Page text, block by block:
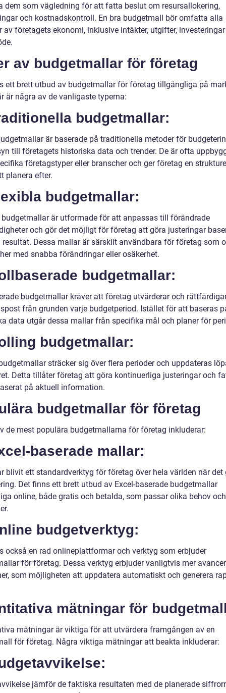
dem som vägledning för att fatta beslut om resursallokering,
och kostnadskontroll. En bra budgetmall bör omfatta alla
av företagets ekonomi, inklusive intäkter, utgifter,
av budgetmallar för företag
ett brett utbud av budgetmallar för företag tillgängliga på
är några av de vanligaste typerna:
budgetmallar:
är baserade på traditionella metoder för
till företagets historiska data och trender. De är ofta
företagstyper eller branscher och ger företag en
planera efter.
budgetmallar:
är utformade för att anpassas till förändrade
och gör det möjligt för företag att göra justeringar
Dessa mallar är särskilt användbara för företag som
med snabba förändringar eller osäkerhet.
budgetmallar:
budgetmallar kräver att företag utvärderar och
från grunden varje budgetperiod. Istället för att baseras
data utgår dessa mallar från specifika mål och planer för
budgetmallar:
sträcker sig över flera perioder och uppdateras
Detta tillåter företag att göra kontinuerliga justeringar och
på aktuell information.
budgetmallar för företag
de mest populära budgetmallarna för företag inkluderar:
baserade mallar:
blivit ett standardverktyg för företag över hela världen när det
Det finns ett brett utbud av Excel-baserade budgetmallar
online, både gratis och betalda, som passar olika behov och
budgetverktyg:
också en rad onlineplattformar och verktyg som erbjuder
för företag. Dessa verktyg erbjuder vanligtvis mer
som möjligheten att uppdatera automatiskt och generera
mätningar för
mätningar är viktiga för att utvärdera framgången av en
för företag. Några viktiga mätningar att beakta inkluderar:
jämför de faktiska resultaten med de planerade